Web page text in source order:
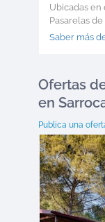
Ubicadas
Pasarelas
Saber más
Ofertas
en
Publica una